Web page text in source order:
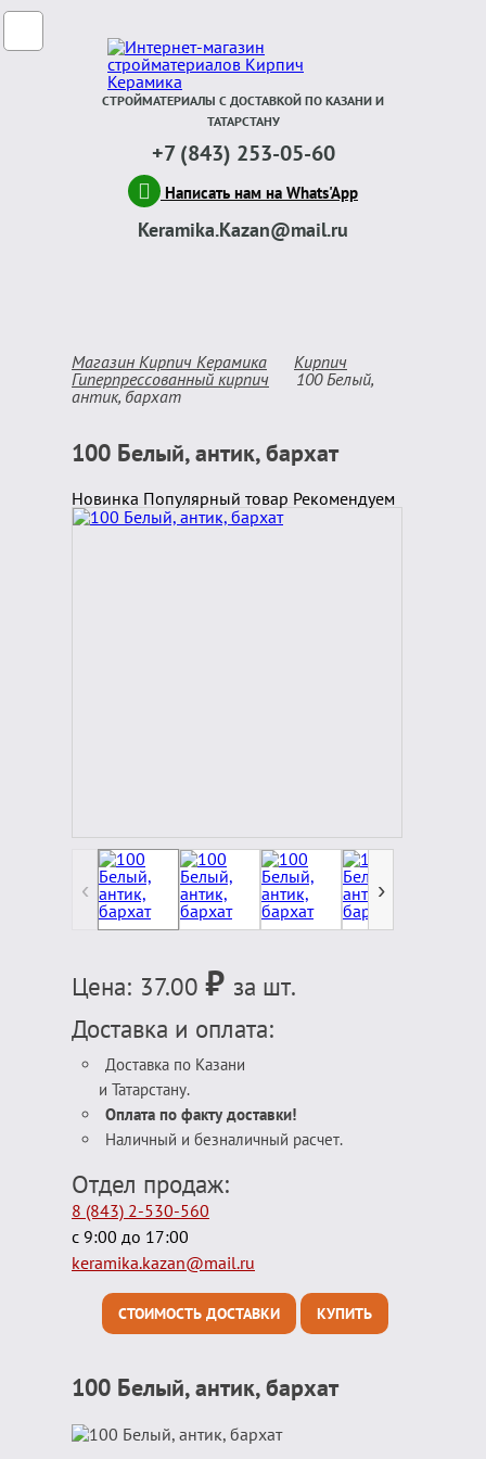
СТРОЙМАТЕРИАЛЫ С ДОСТАВКОЙ ПО КАЗАНИ И
ТАТАРСТАНУ
+7 (843) 253-05-60
Написать нам на Whats'App
Keramika.Kazan@mail.ru
Магазин Кирпич Керамика
Кирпич
Гиперпрессованный кирпич
100 Белый,
антик, бархат
100 Белый, антик, бархат
Новинка Популярный товар Рекомендуем
‹ ›
Цена: 37.00 ₽ за шт.
Доставка и оплата:
Доставка по Казани
и Татарстану.
Оплата по факту доставки!
Наличный и безналичный расчет.
Отдел продаж:
8 (843) 2-530-560
с 9:00 до 17:00
keramika.kazan@mail.ru
СТОИМОСТЬ ДОСТАВКИ КУПИТЬ
100 Белый, антик, бархат